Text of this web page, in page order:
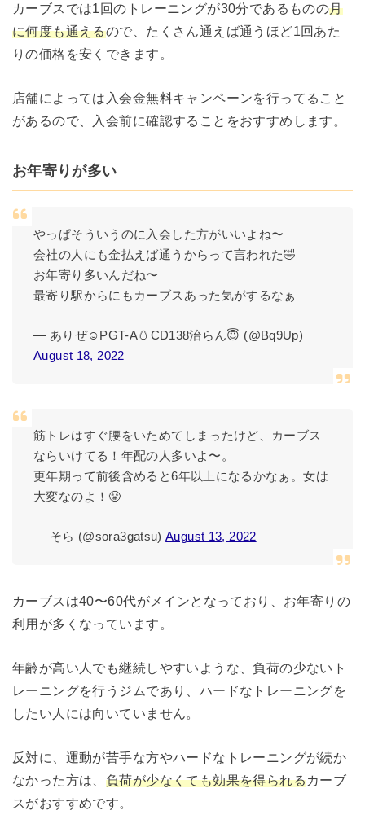
カーブスでは1回のトレーニングが30分であるものの月
に何度も通えるので、たくさん通えば通うほど1回あた
りの価格を安くできます。
店舗によっては入会金無料キャンペーンを行ってること
があるので、入会前に確認することをおすすめします。
お年寄りが多い
やっぱそういうのに入会した方がいいよね〜
会社の人にも金払えば通うからって言われた🤣
お年寄り多いんだね〜
最寄り駅からにもカーブスあった気がするなぁ
— ありぜ☺︎PGT-A🥚CD138治らん😇 (@Bq9Up)
August 18, 2022
筋トレはすぐ腰をいためてしまったけど、カーブス
ならいけてる！年配の人多いよ〜。
更年期って前後含めると6年以上になるかなぁ。女は
大変なのよ！😤
— そら (@sora3gatsu)August 13, 2022
カーブスは40〜60代がメインとなっており、お年寄りの
利用が多くなっています。
年齢が高い人でも継続しやすいような、負荷の少ないト
レーニングを行うジムであり、ハードなトレーニングを
したい人には向いていません。
反対に、運動が苦手な方やハードなトレーニングが続か
なかった方は、 負荷が少なくても効果を得られるカーブ
スがおすすめです。